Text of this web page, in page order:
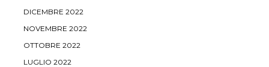
DICEMBRE 2022
NOVEMBRE 2022
OTTOBRE 2022
LUGLIO 2022